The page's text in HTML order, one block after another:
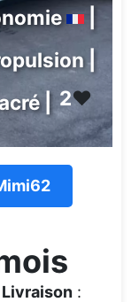
|
|
|
2❤️
Livraison :